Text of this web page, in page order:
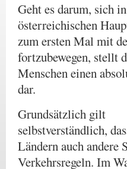
Geht es darum, sich
österreichischen
zum ersten Mal mit
fortzubewegen, stellt
Menschen einen
dar.
Grundsätzlich gilt
selbstverständlich,
Ländern auch andere
Verkehrsregeln. Im